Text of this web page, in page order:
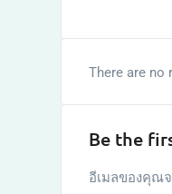
There are no
Be the
อีเมลของคุณ